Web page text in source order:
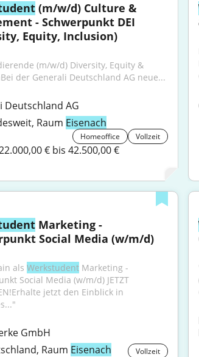
(m/w/d) Culture &
- Schwerpunkt DEI
Equity, Inclusion)
(m/w/d) Diversity, Equity &
der Generali Deutschland AG neue...
Deutschland AG
Raum Eisenach
Homeoffice Vollzeit
€ bis 42.500,00 €
Marketing -
Social Media (w/m/d)
als Werkstudent Marketing -
Social Media (w/m/d) JETZT
jetzt den Einblick in
GmbH
Raum Eisenach Vollzeit